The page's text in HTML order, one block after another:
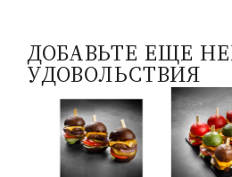
ДОБАВЬТЕ ЕЩЕ
УДОВОЛЬСТВИЯ